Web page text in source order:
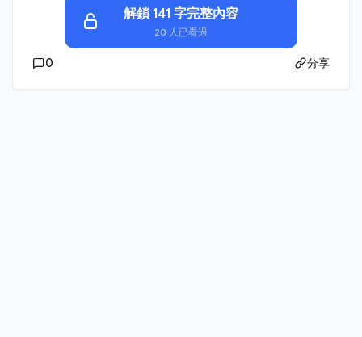
解鎖 141 字完整內容
20 人已看過
0 分享